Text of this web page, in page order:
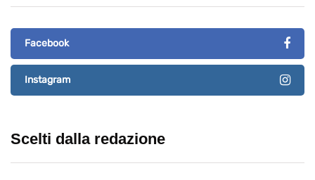
Facebook
Instagram
Scelti dalla redazione